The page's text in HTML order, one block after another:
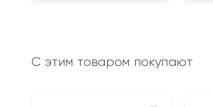
С этим товаром покупают